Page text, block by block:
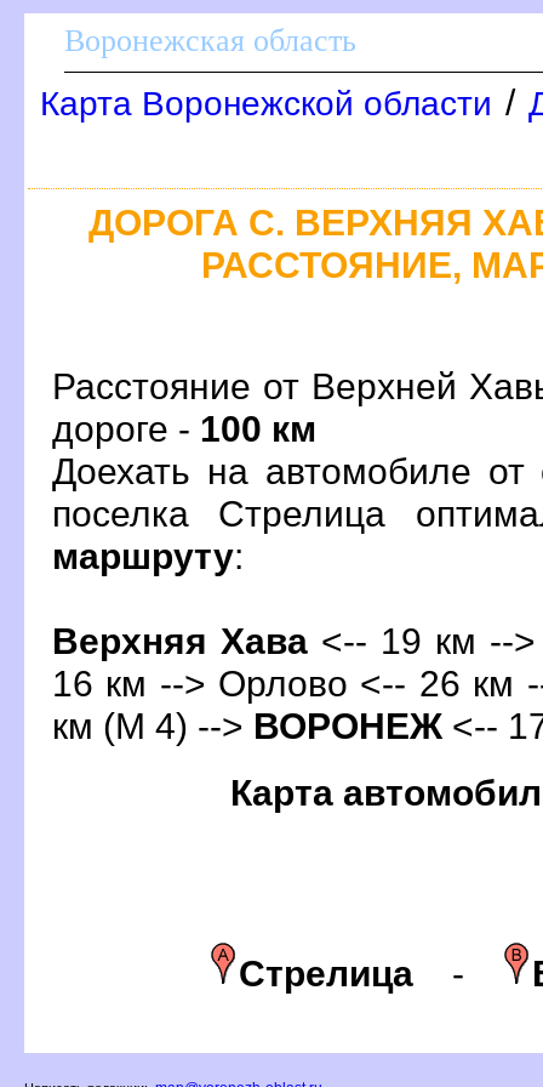
оронежская область
Карта Воронежской области /
ДОРОГА С. ВЕРХНЯЯ
РАССТОЯНИЕ,
Расстояние от Верхней
дороге - 100 км
Доехать на автомобиле
поселка Стрелица
маршруту:
ерхняя Хава <-- 19 км --
16 км --> Орлово <-- 26 км
км (М 4) --> ОРОНЕЖ <--
Карта
Стрелица -